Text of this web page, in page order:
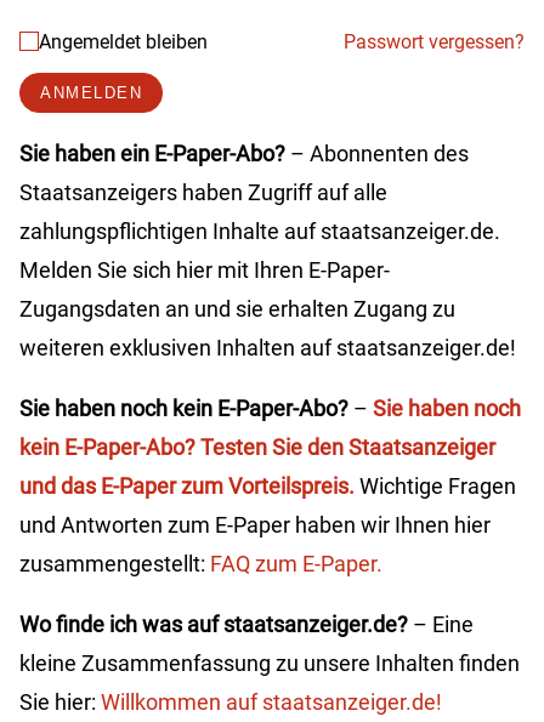
Angemeldet bleiben Passwort vergessen?
ANMELDEN
Sie haben ein E-Paper-Abo? – Abonnenten des
Staatsanzeigers haben Zugriff auf alle
zahlungspflichtigen Inhalte auf staatsanzeiger.de.
Melden Sie sich hier mit Ihren E-Paper-
Zugangsdaten an und sie erhalten Zugang zu
weiteren exklusiven Inhalten auf staatsanzeiger.de!
Sie haben noch kein E-Paper-Abo? – Sie haben noch
kein E-Paper-Abo? Testen Sie den Staatsanzeiger
und das E-Paper zum Vorteilspreis. Wichtige Fragen
und Antworten zum E-Paper haben wir Ihnen hier
zusammengestellt: FAQ zum E-Paper.
Wo finde ich was auf staatsanzeiger.de? – Eine
kleine Zusammenfassung zu unsere Inhalten finden
Sie hier: Willkommen auf staatsanzeiger.de!